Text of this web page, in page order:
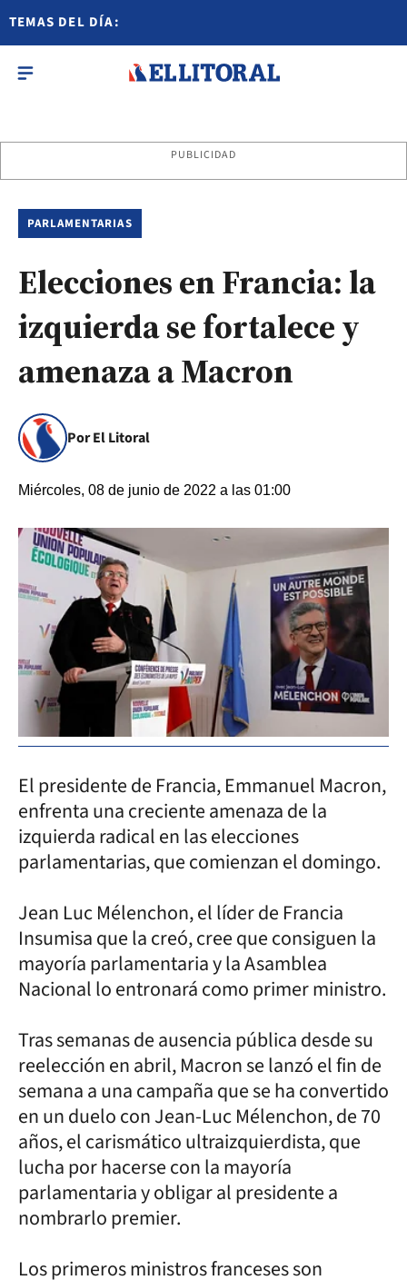
TEMAS DEL DÍA:
PUBLICIDAD
PARLAMENTARIAS
Elecciones en Francia: la
izquierda se fortalece y
amenaza a Macron
Por El Litoral
Miércoles, 08 de junio de 2022 a las 01:00
El presidente de Francia, Emmanuel Macron,
enfrenta una creciente amenaza de la
izquierda radical en las elecciones
parlamentarias, que comienzan el domingo.
Jean Luc Mélenchon, el líder de Francia
Insumisa que la creó, cree que consiguen la
mayoría parlamentaria y la Asamblea
Nacional lo entronará como primer ministro.
Tras semanas de ausencia pública desde su
reelección en abril, Macron se lanzó el fin de
semana a una campaña que se ha convertido
en un duelo con Jean-Luc Mélenchon, de 70
años, el carismático ultraizquierdista, que
lucha por hacerse con la mayoría
parlamentaria y obligar al presidente a
nombrarlo premier.
Los primeros ministros franceses son